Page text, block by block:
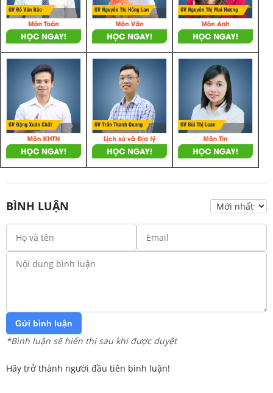
BÌNH LUẬN
Gửi bình luận
*Bình luận sẽ hiển thị sau khi được duyệt
Hãy trở thành người đầu tiên bình luận!